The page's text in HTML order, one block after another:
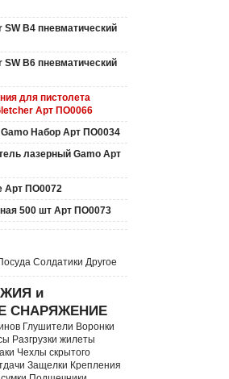
SW B4 пневматический
SW B6 пневматический
для пистолета
Арт ПО0066
Набор Арт ПО0034
лазерный Gamo Арт
Арт ПО0072
500 шт Арт ПО0073
Солдатики Другое
и
СНАРЯЖЕНИЕ
Глушители Воронки
Разгрузки жилеты
Чехлы скрытого
Защелки Крепления